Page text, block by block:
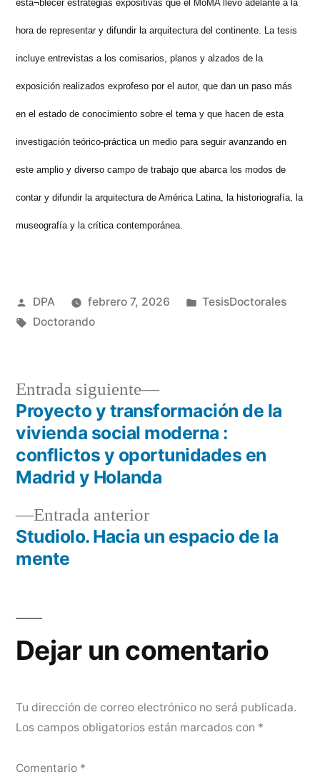
esta¬blecer estrategias expositivas que el MoMA llevó adelante a la
hora de representar y difundir la arquitectura del continente. La tesis
incluye entrevistas a los comisarios, planos y alzados de la
exposición realizados exprofeso por el autor, que dan un paso más
en el estado de conocimiento sobre el tema y que hacen de esta
investigación teórico-práctica un medio para seguir avanzando en
este amplio y diverso campo de trabajo que abarca los modos de
contar y difundir la arquitectura de América Latina, la historiografía, la
museografía y la crítica contemporánea.
Publicado
por
DPA febrero 7, 2026
Publicado
TesisDoctorales
Etiquetas:
Doctorando
Navegación
de
entradas
Entrada anteriorEntrada
anterior:
Studiolo. Hacia un espacio de la
mente
Entrada siguiente
Entrada
siguiente:
Proyecto y transformación de la
vivienda social moderna :
conflictos y oportunidades en
Madrid y Holanda
Dejar un comentario
Tu dirección de correo electrónico no será publicada.
Los campos obligatorios están marcados con *
Comentario *